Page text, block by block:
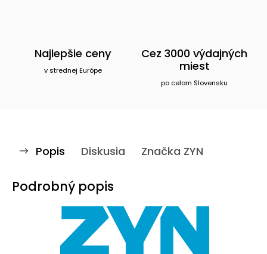
Najlepšie ceny
v strednej Európe
Cez 3000 výdajných
miest
po celom Slovensku
Popis Diskusia Značka ZYN
Podrobný popis